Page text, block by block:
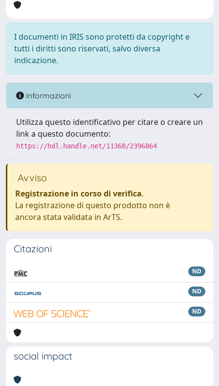
I documenti in IRIS sono protetti da copyright e
tutti i diritti sono riservati, salvo diversa
indicazione.
Informazioni
Utilizza questo identificativo per citare o creare un
link a questo documento:
https://hdl.handle.net/11368/2396864
Avviso
Registrazione in corso di verifica.
La registrazione di questo prodotto non è
ancora stata validata in ArTS.
Citazioni
ND
ND
ND
social impact